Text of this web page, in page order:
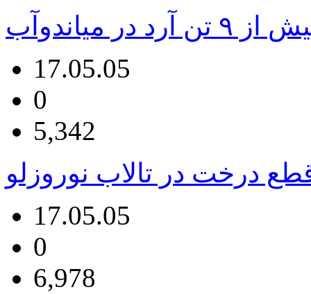
در میاندوآب
17.05.05
0
5,342
درخت در تالاب نوروزلو
17.05.05
0
6,978